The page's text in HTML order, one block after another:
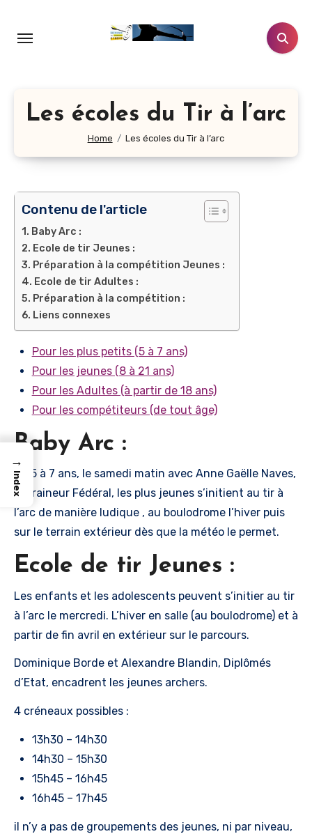
contenu
Les écoles du Tir à l’arc
Home Les écoles du Tir à l’arc
Contenu de l'article
Baby Arc :
Ecole de tir Jeunes :
Préparation à la compétition Jeunes :
Ecole de tir Adultes :
Préparation à la compétition :
Liens connexes
Pour les plus petits (5 à 7 ans)
Pour les jeunes (8 à 21 ans)
Pour les Adultes (à partir de 18 ans)
Pour les compétiteurs (de tout âge)
Baby Arc :
De 5 à 7 ans, le samedi matin avec Anne Gaëlle Naves,
Entraineur Fédéral, les plus jeunes s’initient au tir à
l’arc de manière ludique , au boulodrome l’hiver puis
sur le terrain extérieur dès que la météo le permet.
Ecole de tir Jeunes :
Les enfants et les adolescents peuvent s’initier au tir
à l’arc le mercredi. L’hiver en salle (au boulodrome) et à
partir de fin avril en extérieur sur le parcours.
Dominique Borde et Alexandre Blandin, Diplômés
d’Etat, encadrent les jeunes archers.
4 créneaux possibles :
13h30 – 14h30
14h30 – 15h30
15h45 – 16h45
16h45 – 17h45
il n’y a pas de groupements des jeunes, ni par niveau,
→
Index